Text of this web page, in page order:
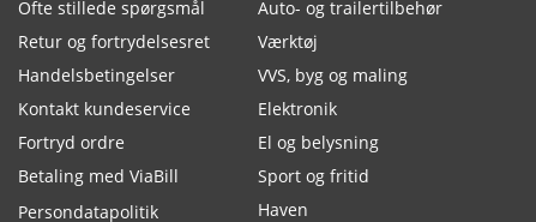
Ofte stillede spørgsmål
Retur og fortrydelsesret
Handelsbetingelser
Kontakt kundeservice
Fortryd ordre
Betaling med ViaBill
Persondatapolitik
Auto- og trailertilbehør
Værktøj
VVS, byg og maling
Elektronik
El og belysning
Sport og fritid
Haven